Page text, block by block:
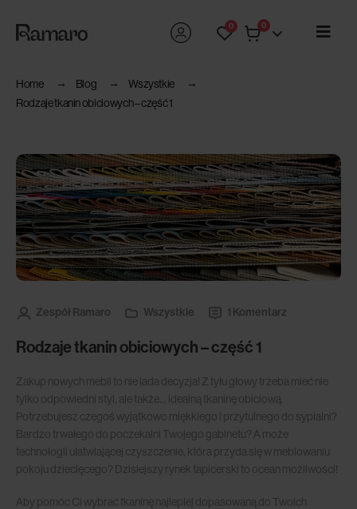
0 0
Home Blog
Wszystkie
Rodzaje tkanin obiciowych – część 1
Zespół Ramaro Wszystkie 1 Komentarz
Rodzaje tkanin obiciowych – część 1
Zakup nowych mebli to nie lada decyzja! Z tyłu głowy trzeba mieć nie
tylko odpowiedni styl, ale także… idealną tkaninę obiciową.
Potrzebujesz czegoś wyjątkowo miękkiego i przytulnego do sypialni?
Bardzo trwałego do poczekalni Twojego gabinetu? A może
technologii ułatwiającej czyszczenie, która przyda się w meblowaniu
pokoju dziecięcego? Dzisiejszy rynek tapicerski to ocean możliwości!
Aby pomóc Ci wybrać tkaninę najlepiej dopasowaną do Twoich